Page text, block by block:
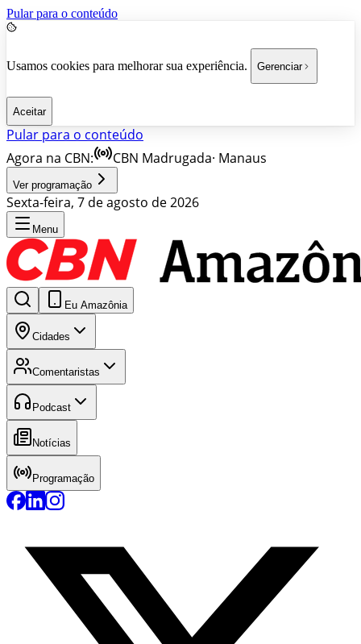
Pular para o conteúdo
Usamos cookies para melhorar sua experiência. Gerenciar
Aceitar
Pular para o conteúdo
Agora na CBN:
CBN Madrugada· Manaus
Ver programação
Sexta-feira, 7 de agosto de 2026
Menu
Eu Amazônia
Cidades
Comentaristas
Podcast
Notícias
Programação